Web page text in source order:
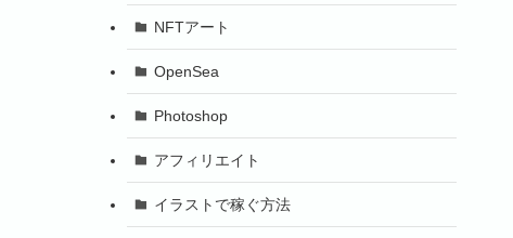
NFTアート
OpenSea
Photoshop
アフィリエイト
イラストで稼ぐ方法